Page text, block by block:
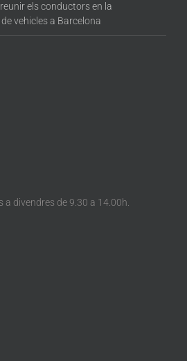
els conductors en la
vehicles a Barcelona
a divendres de 9.30 a 14.00h.